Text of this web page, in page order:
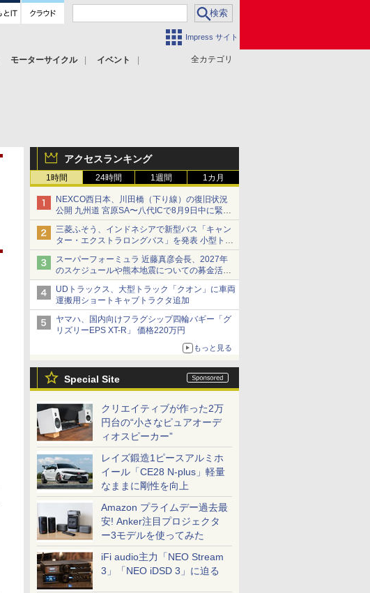
Impress サイト
全カテゴリ
モーターサイクル
イベント
アクセスランキング
1時間 24時間 1週間 1カ月
NEXCO西日本、川田橋（下り線）の復旧状況
公開 九州道 宮原SA〜八代ICで8月9日中に緊急
車両を通行可能に
三菱ふそう、インドネシアで新型バス「キャン
ター・エクストラロングバス」を発表 小型トラ
ックベースの観光・旅客輸送向けバス
スーパーフォーミュラ 近藤真彦会長、2027年
のスケジュールや熊本地震についての募金活動
を紹介
UDトラックス、大型トラック「クオン」に車両
運搬用ショートキャブトラクタ追加
ヤマハ、国内向けフラグシップ四輪バギー「グ
リズリーEPS XT-R」 価格220万円
もっと見る
Special Site
クリエイティブが作った2万
円台の“小さなピュアオーデ
ィオスピーカー”
レイズ鍛造1ピースアルミホ
イール「CE28 N-plus」軽量
なままに剛性を向上
Amazon プライムデー過去最
安! Anker注目プロジェクタ
ー3モデルを使ってみた
iFi audio主力「NEO Stream
3」「NEO iDSD 3」に迫る